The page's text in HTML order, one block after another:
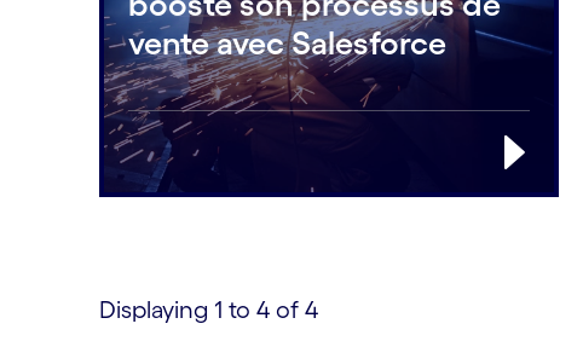
vente avec Salesforce
Displaying 1 to 4 of 4